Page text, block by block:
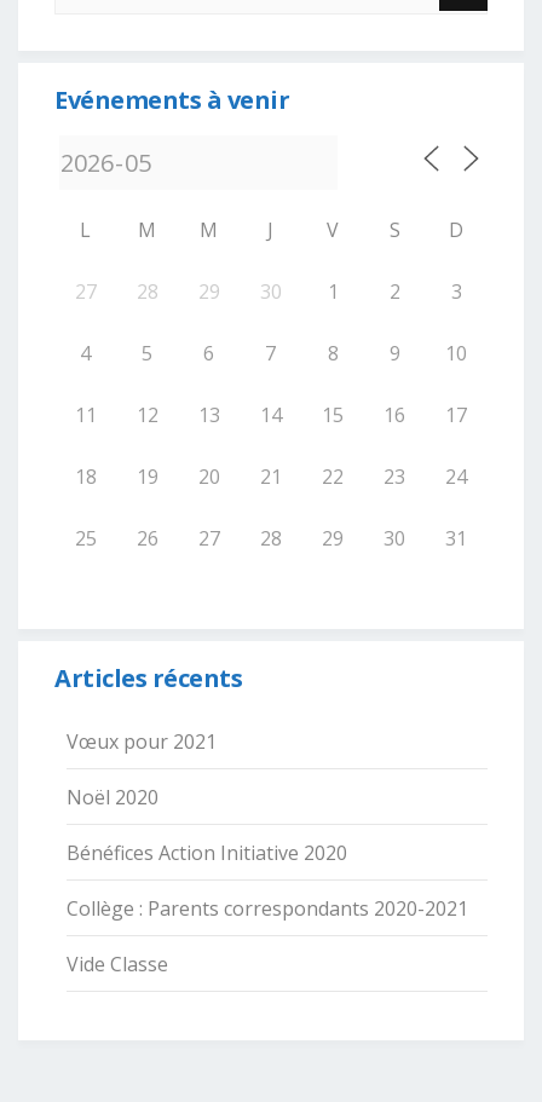
Evénements à venir
L M M J V S D
27 28 29 30 1 2 3
4 5 6 7 8 9 10
11 12 13 14 15 16 17
18 19 20 21 22 23 24
25 26 27 28 29 30 31
Articles récents
Vœux pour 2021
Noël 2020
Bénéfices Action Initiative 2020
Collège : Parents correspondants 2020-2021
Vide Classe